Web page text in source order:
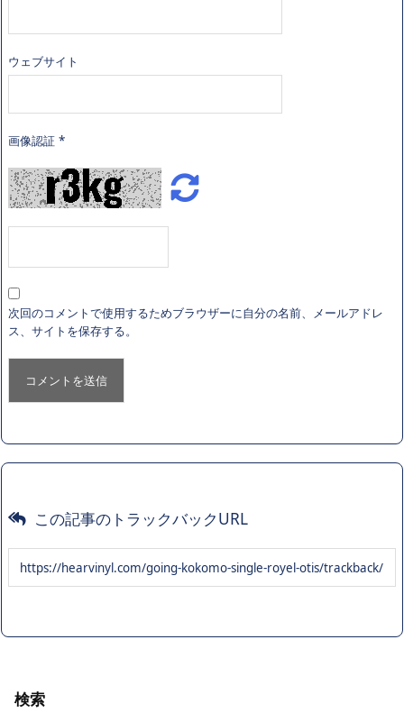
ウェブサイト
画像認証 *
次回のコメントで使用するためブラウザーに自分の名前、メールアドレ
ス、サイトを保存する。
この記事のトラックバックURL
検索